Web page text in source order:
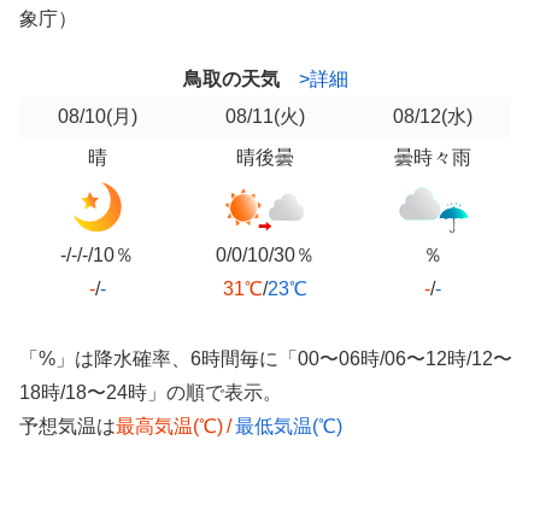
象庁）
鳥取の天気
>詳細
08/10(月) 08/11(火) 08/12(水)
晴
-/-/-/10％
-/-
晴後曇
0/0/10/30％
31℃/23℃
曇時々雨
％
-/-
「%」は降水確率、6時間毎に「00〜06時/06〜12時/12〜
18時/18〜24時」の順で表示。
予想気温は最高気温(℃)/最低気温(℃)